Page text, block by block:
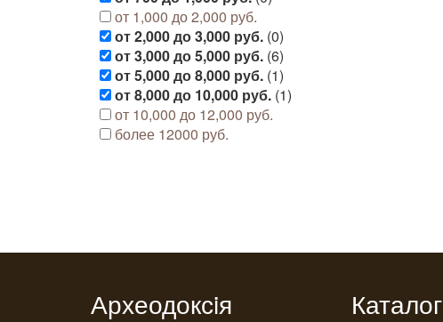
от 1,000 до 2,000 руб.
от 2,000 до 3,000 руб. (0)
от 3,000 до 5,000 руб. (6)
от 5,000 до 8,000 руб. (1)
от 8,000 до 10,000 руб. (1)
от 10,000 до 12,000 руб.
более 12000 руб.
Археодоксiя Каталог